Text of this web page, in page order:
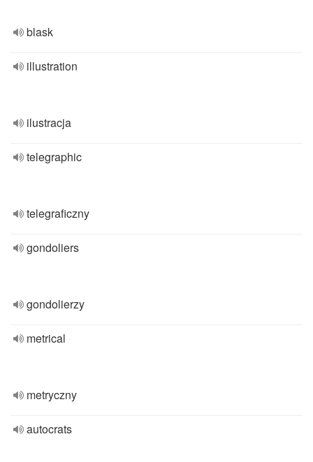
blask
illustration
ilustracja
telegraphic
telegraficzny
gondoliers
gondolierzy
metrical
metryczny
autocrats